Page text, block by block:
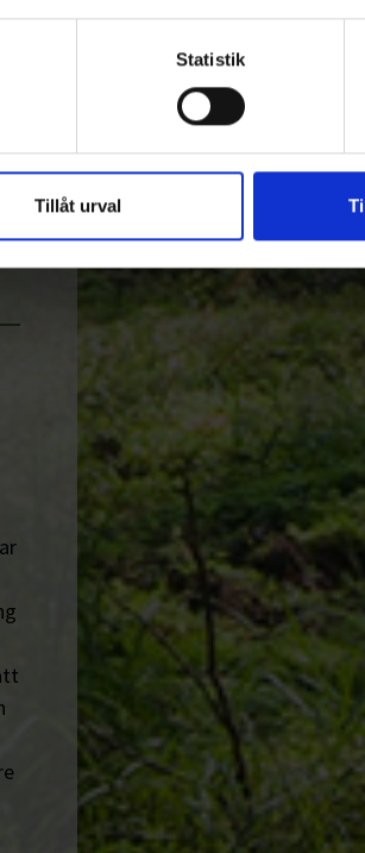
Statistik
Tillåt urval
över insamlingen av pantburkar